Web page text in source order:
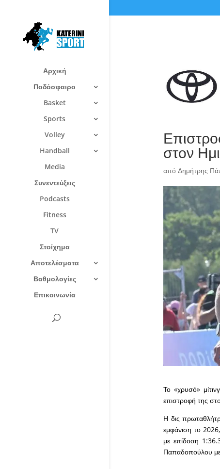
Αρχική
Ποδόσφαιρο
Basket
Sports
Volley
Handball
Media
Συνεντεύξεις
Podcasts
Fitness
TV
Στοίχημα
Αποτελέσματα
Βαθμολογίες
Επικοινωνία
στον
από Δημήτρης
Το «χρυσό»
επιστροφή της
Η δις
εμφάνιση το
με επίδοση
Παπαδοπούλου